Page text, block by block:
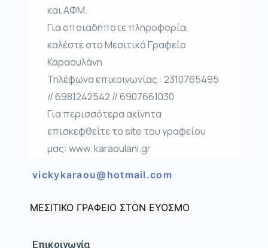
και ΑΦΜ.
Για οποιαδήποτε πληροφορία,
καλέστε στο Μεσιτικό Γραφείο
Καραουλάνη
Τηλέφωνα επικοινωνίας : 2310765495
// 6981242542 // 6907661030
Για περισσότερα ακίνητα
επισκεφθείτε το site του γραφείου
μας: www. karaoulani.gr
vickykaraou@hotmail.com
ΜΕΣΙΤΙΚΟ ΓΡΑΦΕΙΟ ΣΤΟΝ ΕΥΟΣΜΟ
Επικοινωνία